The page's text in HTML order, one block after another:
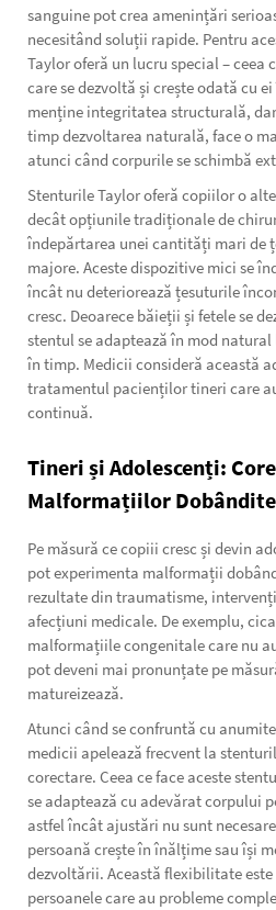
sanguine pot crea amenințări
necesitând soluții rapide. Pentru
Taylor oferă un lucru special – ceea
care se dezvoltă și crește odată cu
menține integritatea structurală,
timp dezvoltarea naturală, face o
atunci când corpurile se schimbă
Stenturile Taylor oferă copiilor o
decât opțiunile tradiționale de
îndepărtarea unei cantități mari de
majore. Aceste dispozitive mici se
încât nu deteriorează țesuturile
cresc. Deoarece băieții și fetele se
stentul se adaptează în mod
în timp. Medicii consideră această
tratamentul pacienților tineri care
continuă.
Tineri și Adolescenți:
Malformațiilor Dobândite
Pe măsură ce copiii cresc și devin
pot experimenta malformații
rezultate din traumatisme,
afecțiuni medicale. De exemplu,
malformațiile congenitale care nu
pot deveni mai pronunțate pe
matureizează.
Atunci când se confruntă cu
medicii apelează frecvent la
corectare. Ceea ce face aceste
se adaptează cu adevărat corpului
astfel încât ajustări nu sunt
persoană crește în înălțime sau își
dezvoltării. Această flexibilitate
persoanele care au probleme